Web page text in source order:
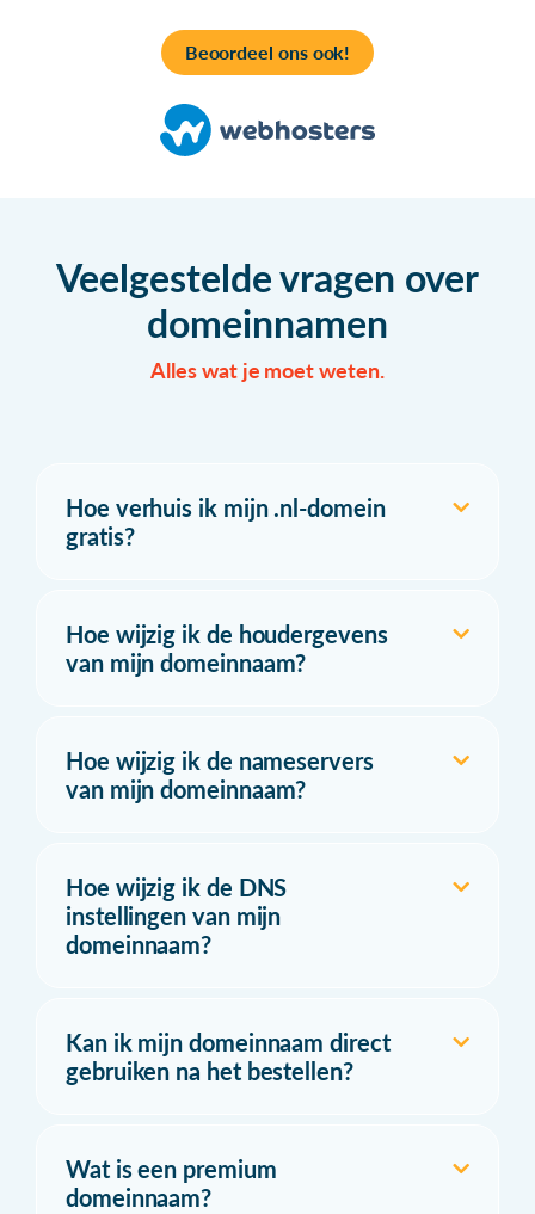
Beoordeel ons ook!
Veelgestelde vragen over
domeinnamen
Alles wat je moet weten.
Hoe verhuis ik mijn .nl-domein
gratis?
Hoe wijzig ik de houdergevens
van mijn domeinnaam?
Hoe wijzig ik de nameservers
van mijn domeinnaam?
Hoe wijzig ik de DNS
instellingen van mijn
domeinnaam?
Kan ik mijn domeinnaam direct
gebruiken na het bestellen?
Wat is een premium
domeinnaam?